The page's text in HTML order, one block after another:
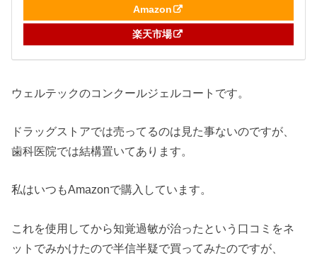
Amazon
楽天市場
ウェルテックのコンクールジェルコートです。
ドラッグストアでは売ってるのは見た事ないのですが、
歯科医院では結構置いてあります。
私はいつもAmazonで購入しています。
これを使用してから知覚過敏が治ったという口コミをネ
ットでみかけたので半信半疑で買ってみたのですが、